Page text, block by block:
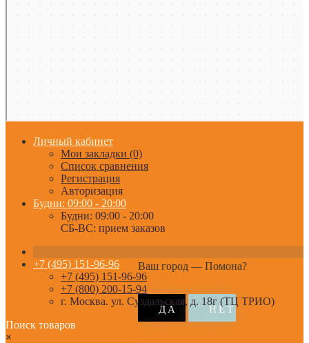
Личный кабинет
Мои закладки (0)
Список сравнения
Регистрация
Авторизация
Будни: 09:00 - 20:00
Будни: 09:00 - 20:00
СБ-ВС: прием заказов
Ваш город — Помона?
+7 (495) 151-96-96
+7 (495) 151-96-96
+7 (800) 200-15-94
г. Москва. ул. Суздальская, д. 18г (ТЦ ТРИО)
Поиск товаров
×